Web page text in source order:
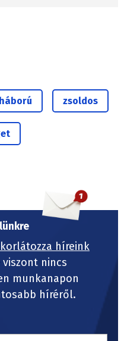
zsoldos
híreink
nincs
munkanapon
híréről.